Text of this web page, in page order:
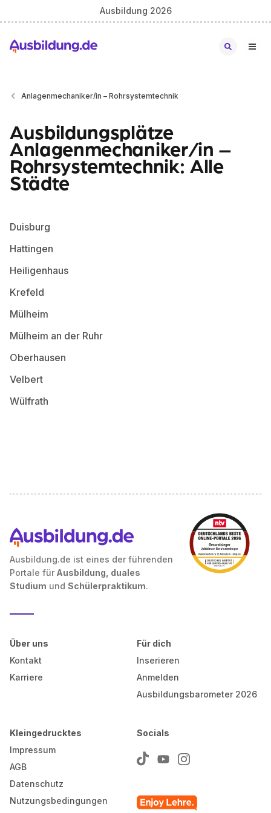
Ausbildung 2026
Anlagenmechaniker/in – Rohrsystemtechnik
Ausbildungsplätze
Anlagenmechaniker/in –
Rohrsystemtechnik: Alle
Städte
Duisburg
Hattingen
Heiligenhaus
Krefeld
Mülheim
Mülheim an der Ruhr
Oberhausen
Velbert
Wülfrath
Ausbildung.de ist eines der führenden
Portale für Ausbildung, duales
Studium und Schülerpraktikum.
Über uns
Kontakt
Karriere
Für dich
Inserieren
Anmelden
Ausbildungsbarometer 2026
Kleingedrucktes
Impressum
AGB
Datenschutz
Nutzungsbedingungen
Socials